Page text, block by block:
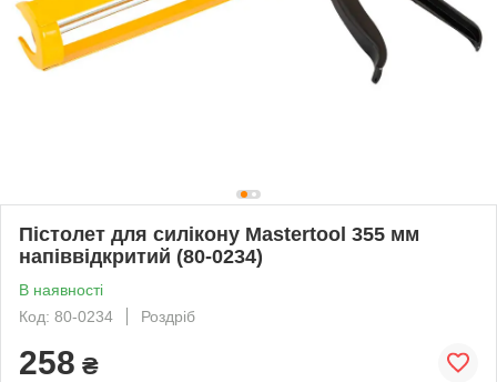
Пістолет для силікону Mastertool 355 мм
напіввідкритий (80-0234)
В наявності
Код: 80-0234
Роздріб
258 ₴